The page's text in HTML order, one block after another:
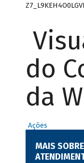
do
da
Ações
MAIS